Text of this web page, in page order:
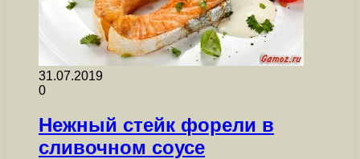
31.07.2019
0
Нежный стейк форели в
сливочном соусе